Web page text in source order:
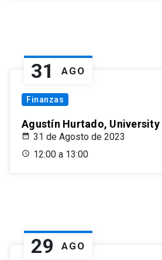
31 AGO
Finanzas
Agustín Hurtado, University
31 de Agosto de 2023
12:00 a 13:00
29 AGO